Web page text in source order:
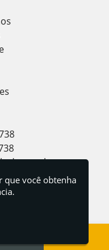
- CEP: 12238-
que você obtenha